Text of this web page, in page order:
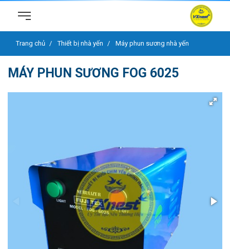
Trang chủ Thiết bị nhà yến Máy phun sương nhà yến
MÁY PHUN SƯƠNG FOG 6025